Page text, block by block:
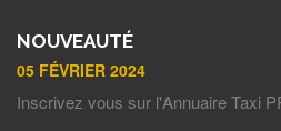
NOUVEAUTÉ
05 FÉVRIER 2024
Inscrivez vous sur l'Annuaire Taxi